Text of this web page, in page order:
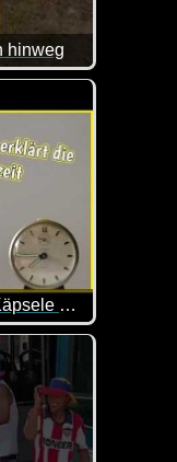
hinweg
Schwäbische Momente, "s Käpsele erklärt die Uhrzeit"
der nicht aus dem